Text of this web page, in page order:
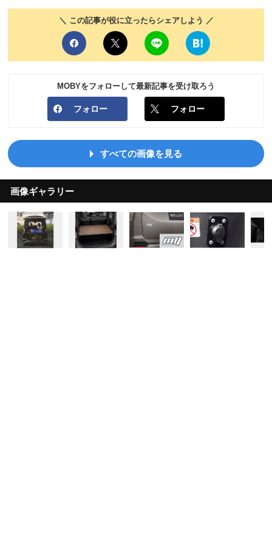
＼ この記事が役に立ったらシェアしよう ／
MOBYをフォローして最新記事を受け取ろう
フォロー フォロー
すべての画像を見る
画像ギャラリー